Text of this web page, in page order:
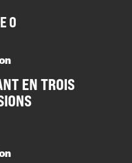
0
EN TROIS